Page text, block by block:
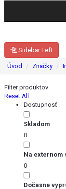
Sidebar Left
Úvod Značky
Filter produktov
Reset All
Dostupnosť
Skladom
0
Na externom
0
Dočasne